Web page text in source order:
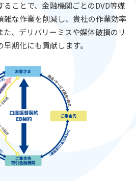
ことで、金融機関ごとのDVD等媒
雑な作業を削減し、貴社の作業効率
、デリバリーミスや媒体破損のリ
期化にも貢献します。